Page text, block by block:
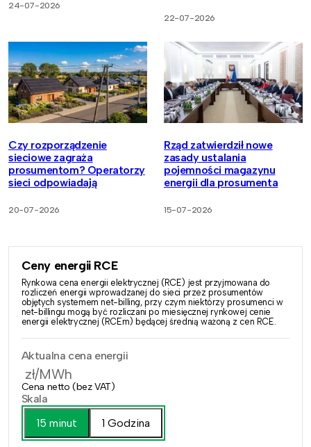
24-07-2026
22-07-2026
Czy rozporządzenie
sieciowe zagraża
prosumentom? Operatorzy
sieci odpowiadają
20-07-2026
Rząd zatwierdził nowe
zasady ustalania
pojemności magazynu
energii dla prosumenta
15-07-2026
Ceny energii RCE
Rynkowa cena energii elektrycznej (RCE) jest przyjmowana do
rozliczeń energii wprowadzanej do sieci przez prosumentów
objętych systemem net-billing, przy czym niektórzy prosumenci w
net-billingu mogą być rozliczani po miesięcznej rynkowej cenie
energii elektrycznej (RCEm) będącej średnią ważoną z cen RCE.
Aktualna cena energii
zł/MWh
Cena netto (bez VAT)
Skala
15 minut
1 Godzina